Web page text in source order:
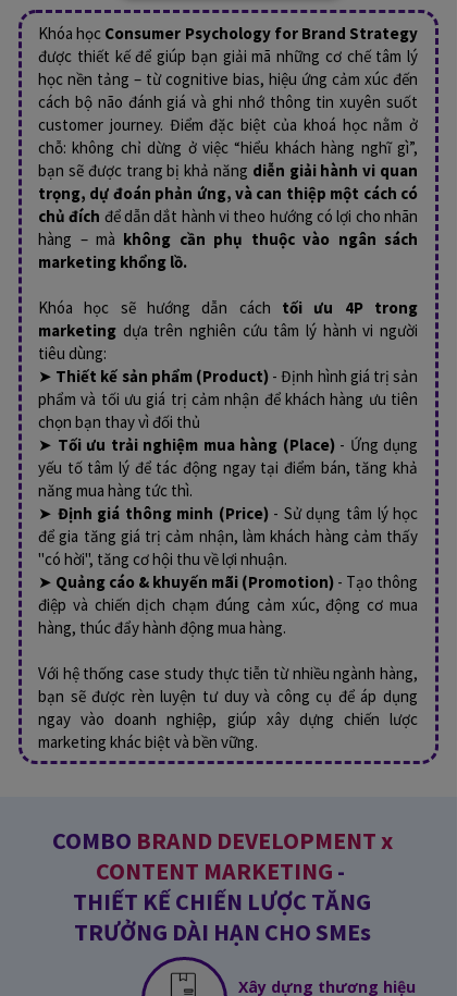
Khóa học Consumer Psychology for Brand Strategy
được thiết kế để giúp bạn giải mã những cơ chế tâm lý
học nền tảng – từ cognitive bias, hiệu ứng cảm xúc đến
cách bộ não đánh giá và ghi nhớ thông tin xuyên suốt
customer journey. Điểm đặc biệt của khoá học nằm ở
chỗ: không chỉ dừng ở việc “hiểu khách hàng nghĩ gì”,
bạn sẽ được trang bị khả năng diễn giải hành vi quan
trọng, dự đoán phản ứng, và can thiệp một cách có
chủ đích để dẫn dắt hành vi theo hướng có lợi cho nhãn
hàng – mà không cần phụ thuộc vào ngân sách
marketing khổng lồ.
Khóa học sẽ hướng dẫn cách tối ưu 4P trong
marketing dựa trên nghiên cứu tâm lý hành vi người
tiêu dùng:
➤ Thiết kế sản phẩm (Product)- Định hình giá trị sản
phẩm và tối ưu giá trị cảm nhận để khách hàng ưu tiên
chọn bạn thay vì đối thủ
➤ Tối ưu trải nghiệm mua hàng (Place) - Ứng dụng
yếu tố tâm lý để tác động ngay tại điểm bán, tăng khả
năng mua hàng tức thì.
➤ Định giá thông minh (Price)- Sử dụng tâm lý học
để gia tăng giá trị cảm nhận, làm khách hàng cảm thấy
"có hời", tăng cơ hội thu về lợi nhuận.
➤ Quảng cáo & khuyến mãi (Promotion) - Tạo thông
điệp và chiến dịch chạm đúng cảm xúc, động cơ mua
hàng, thúc đẩy hành động mua hàng.
Với hệ thống case study thực tiễn từ nhiều ngành hàng,
bạn sẽ được rèn luyện tư duy và công cụ để áp dụng
ngay vào doanh nghiệp, giúp xây dựng chiến lược
marketing khác biệt và bền vững.
COMBO BRAND DEVELOPMENT x
CONTENT MARKETING -
THIẾT KẾ CHIẾN LƯỢC TĂNG
TRƯỞNG DÀI HẠN CHO SMEs
Xây dựng thương hiệu